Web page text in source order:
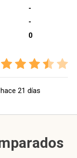
-
-
0
hace 21 días